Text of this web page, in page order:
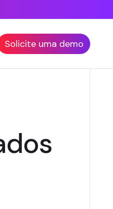
Solicite uma demo